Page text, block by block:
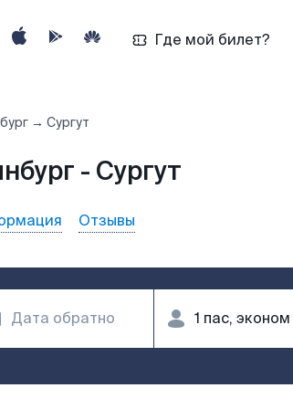
Где мой билет?
→ Сургут
- Сургут
Отзывы